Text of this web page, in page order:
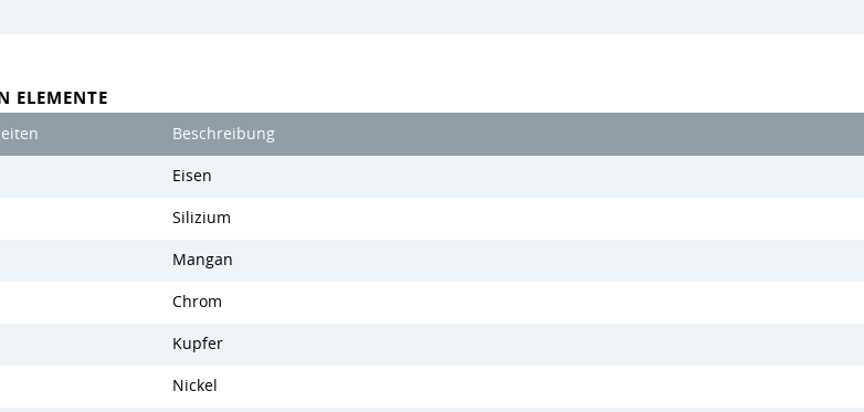
ELEMENTE
Beschreibung
Eisen
Silizium
Mangan
Chrom
Kupfer
Nickel